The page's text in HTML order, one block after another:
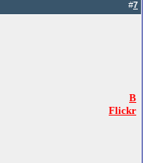
#7
B
Flickr